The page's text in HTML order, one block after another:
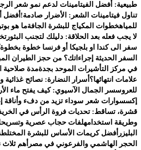
طبيعية: أفضل الفيتامينات لدعم نمو شعر
تناول فيتامينات الشعر: الأضرار صادمة! أفضل
للمياهخطوات المكياج للبشرة الجافةما هو
لا يجب فعله بعد الحلاقة: دليلك لتجنب البثور
سفر الى كندا او بلجيكا أو فرنسا خطوة بخطوة
السفر الحديثة إجراءاتك؟ من حجز الطيران
في مركز التأشيرات الموحد بجدةمدة صلاحية
علامات انتهائها؟ أسرار النضارة: نصائح غذائية
للعروسسر الجمال الآسيوي: كيف يفتح ماء
إكسسوارات شعر سوداء تزيد من دفء وأناقة
قشرة، تساقط: تحديات فروة الرأس في
وطريقة استخدامهلفات حجاب عصرية
البليزر أفضل كريمات الأساس للبشرة
الحجر الهاشمي والفرعوني في مصر أهم